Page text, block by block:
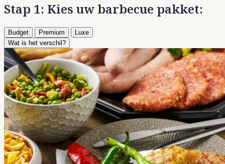
Stap 1: Kies uw barbecue pakket:
Budget Premium
Luxe
Wat is het verschil?